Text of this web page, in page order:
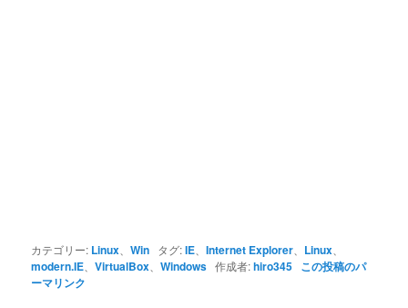
カテゴリー: Linux 、Win タグ:IE 、Internet Explorer Linux
modern.IE 、VirtualBox 、Windows 作成者:hiro345 この投稿のパ
ーマリンク